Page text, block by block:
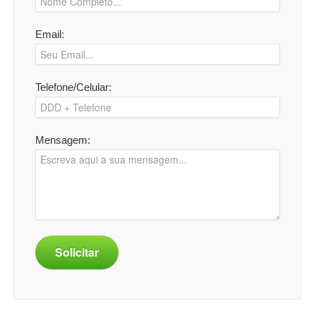
Email:
Telefone/Celular:
Mensagem:
Solicitar